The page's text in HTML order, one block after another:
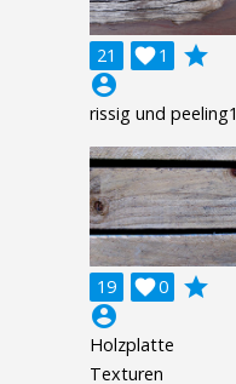
21 1

grade
account_circle
rissig und peeling1
19 0

grade
account_circle
Holzplatte
Texturen